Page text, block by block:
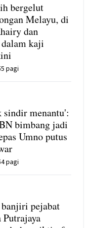
bergelut
Melayu, di
dan
kaji
pagi
sindir menantu':
bimbang jadi
Umno putus
pagi
pejabat
Putrajaya